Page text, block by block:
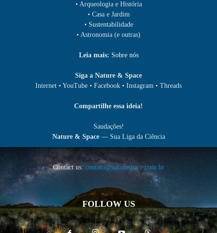
• Arqueologia e História
• Casa e Jardim
• Sustentabilidade
• Astronomia (e outras)
Leia mais: Sobre nós
Siga a Nature & Space
Internet • YouTube • Facebook • Instagram • Threads
Compartilhe essa ideia!
Saudações!
Nature & Space— Sua Liga da Ciência
Contact us:contato@naturespace.com.br
FOLLOW US